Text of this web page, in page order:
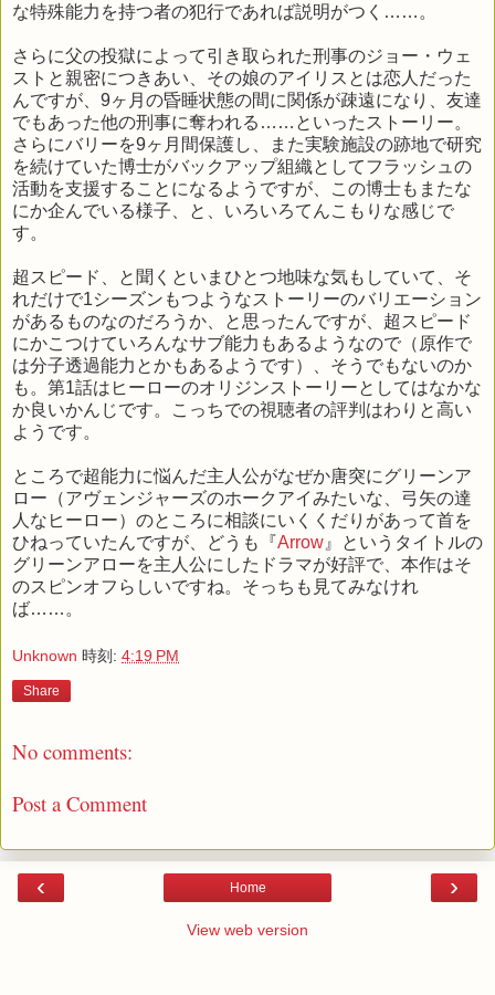
な特殊能力を持つ者の犯行であれば説明がつく……。
さらに父の投獄によって引き取られた刑事のジョー・ウェ
ストと親密につきあい、その娘のアイリスとは恋人だった
んですが、9ヶ月の昏睡状態の間に関係が疎遠になり、友達
でもあった他の刑事に奪われる……といったストーリー。
さらにバリーを9ヶ月間保護し、また実験施設の跡地で研究
を続けていた博士がバックアップ組織としてフラッシュの
活動を支援することになるようですが、この博士もまたな
にか企んでいる様子、と、いろいろてんこもりな感じで
す。
超スピード、と聞くといまひとつ地味な気もしていて、そ
れだけで1シーズンもつようなストーリーのバリエーション
があるものなのだろうか、と思ったんですが、超スピード
にかこつけていろんなサブ能力もあるようなので（原作で
は分子透過能力とかもあるようです）、そうでもないのか
も。第1話はヒーローのオリジンストーリーとしてはなかな
か良いかんじです。こっちでの視聴者の評判はわりと高い
ようです。
ところで超能力に悩んだ主人公がなぜか唐突にグリーンア
ロー（アヴェンジャーズのホークアイみたいな、弓矢の達
人なヒーロー）のところに相談にいくくだりがあって首を
ひねっていたんですが、どうも『Arrow 』というタイトルの
グリーンアローを主人公にしたドラマが好評で、本作はそ
のスピンオフらしいですね。そっちも見てみなけれ
ば……。
Unknown 時刻: 4:19 PM
Share
No comments:
Post a Comment
‹ ›
Home
View web version